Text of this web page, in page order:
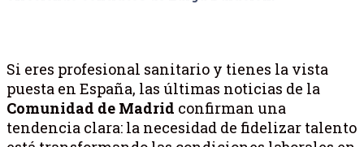
Si eres profesional sanitario y tienes la vista
puesta en España, las últimas noticias de la
Comunidad de Madrid confirman una
tendencia clara: la necesidad de fidelizar talento